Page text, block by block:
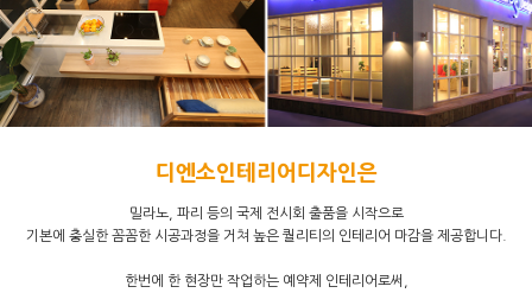
디엔소인테리어디자인은
밀라노, 파리 등의 국제 전시회 출품을 시작으로
기본에 충실한 꼼꼼한 시공과정을 거쳐 높은 퀄리티의 인테리어 마감을 제공합니다.
한번에 한 현장만 작업하는 예약제 인테리어로써,